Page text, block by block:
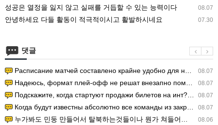
08.07
성공은 열정을 잃지 않고 실패를 거듭할 수 있는 능력이다
07.30
안녕하세요 다들 활동이 적극적이시고 활발하시네요
댓글
08.07
Расписание матчей составлено крайне удобно для нашего часово…
08.07
Надеюсь, формат плей-офф не решат внезапно поменять. https:/…
08.07
Подскажите, когда стартуют продажи билетов на инт? https://g…
08.07
Когда будут известны абсолютно все команды из закрытых квали…
08.06
누가봐도 민둥 만들어서 탈북하는것들이나 뭔가 쳐들어오는 낌새를 미리 알아차리기 위함이지 저걸 전쟁준비라고 하…